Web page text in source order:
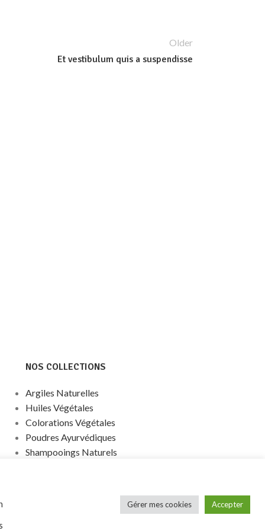
Older
Et vestibulum quis a suspendisse
NOS COLLECTIONS
Argiles Naturelles
Huiles Végétales
Colorations Végétales
Poudres Ayurvédiques
Shampooings Naturels
Gérer mes cookies Accepter